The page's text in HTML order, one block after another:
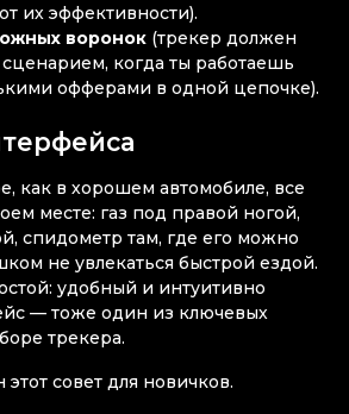
их эффективности).
воронок (трекер должен
сценарием, когда ты работаешь
офферами в одной цепочке).
как в хорошем автомобиле, все
месте: газ под правой ногой,
спидометр там, где его можно
не увлекаться быстрой ездой.
удобный и интуитивно
— тоже один из ключевых
трекера.
совет для новичков.